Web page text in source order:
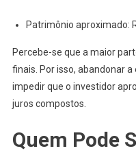
Patrimônio aproximado:
Percebe-se que a maior
finais. Por isso, abandonar
impedir que o investidor
juros compostos.
Quem Pode